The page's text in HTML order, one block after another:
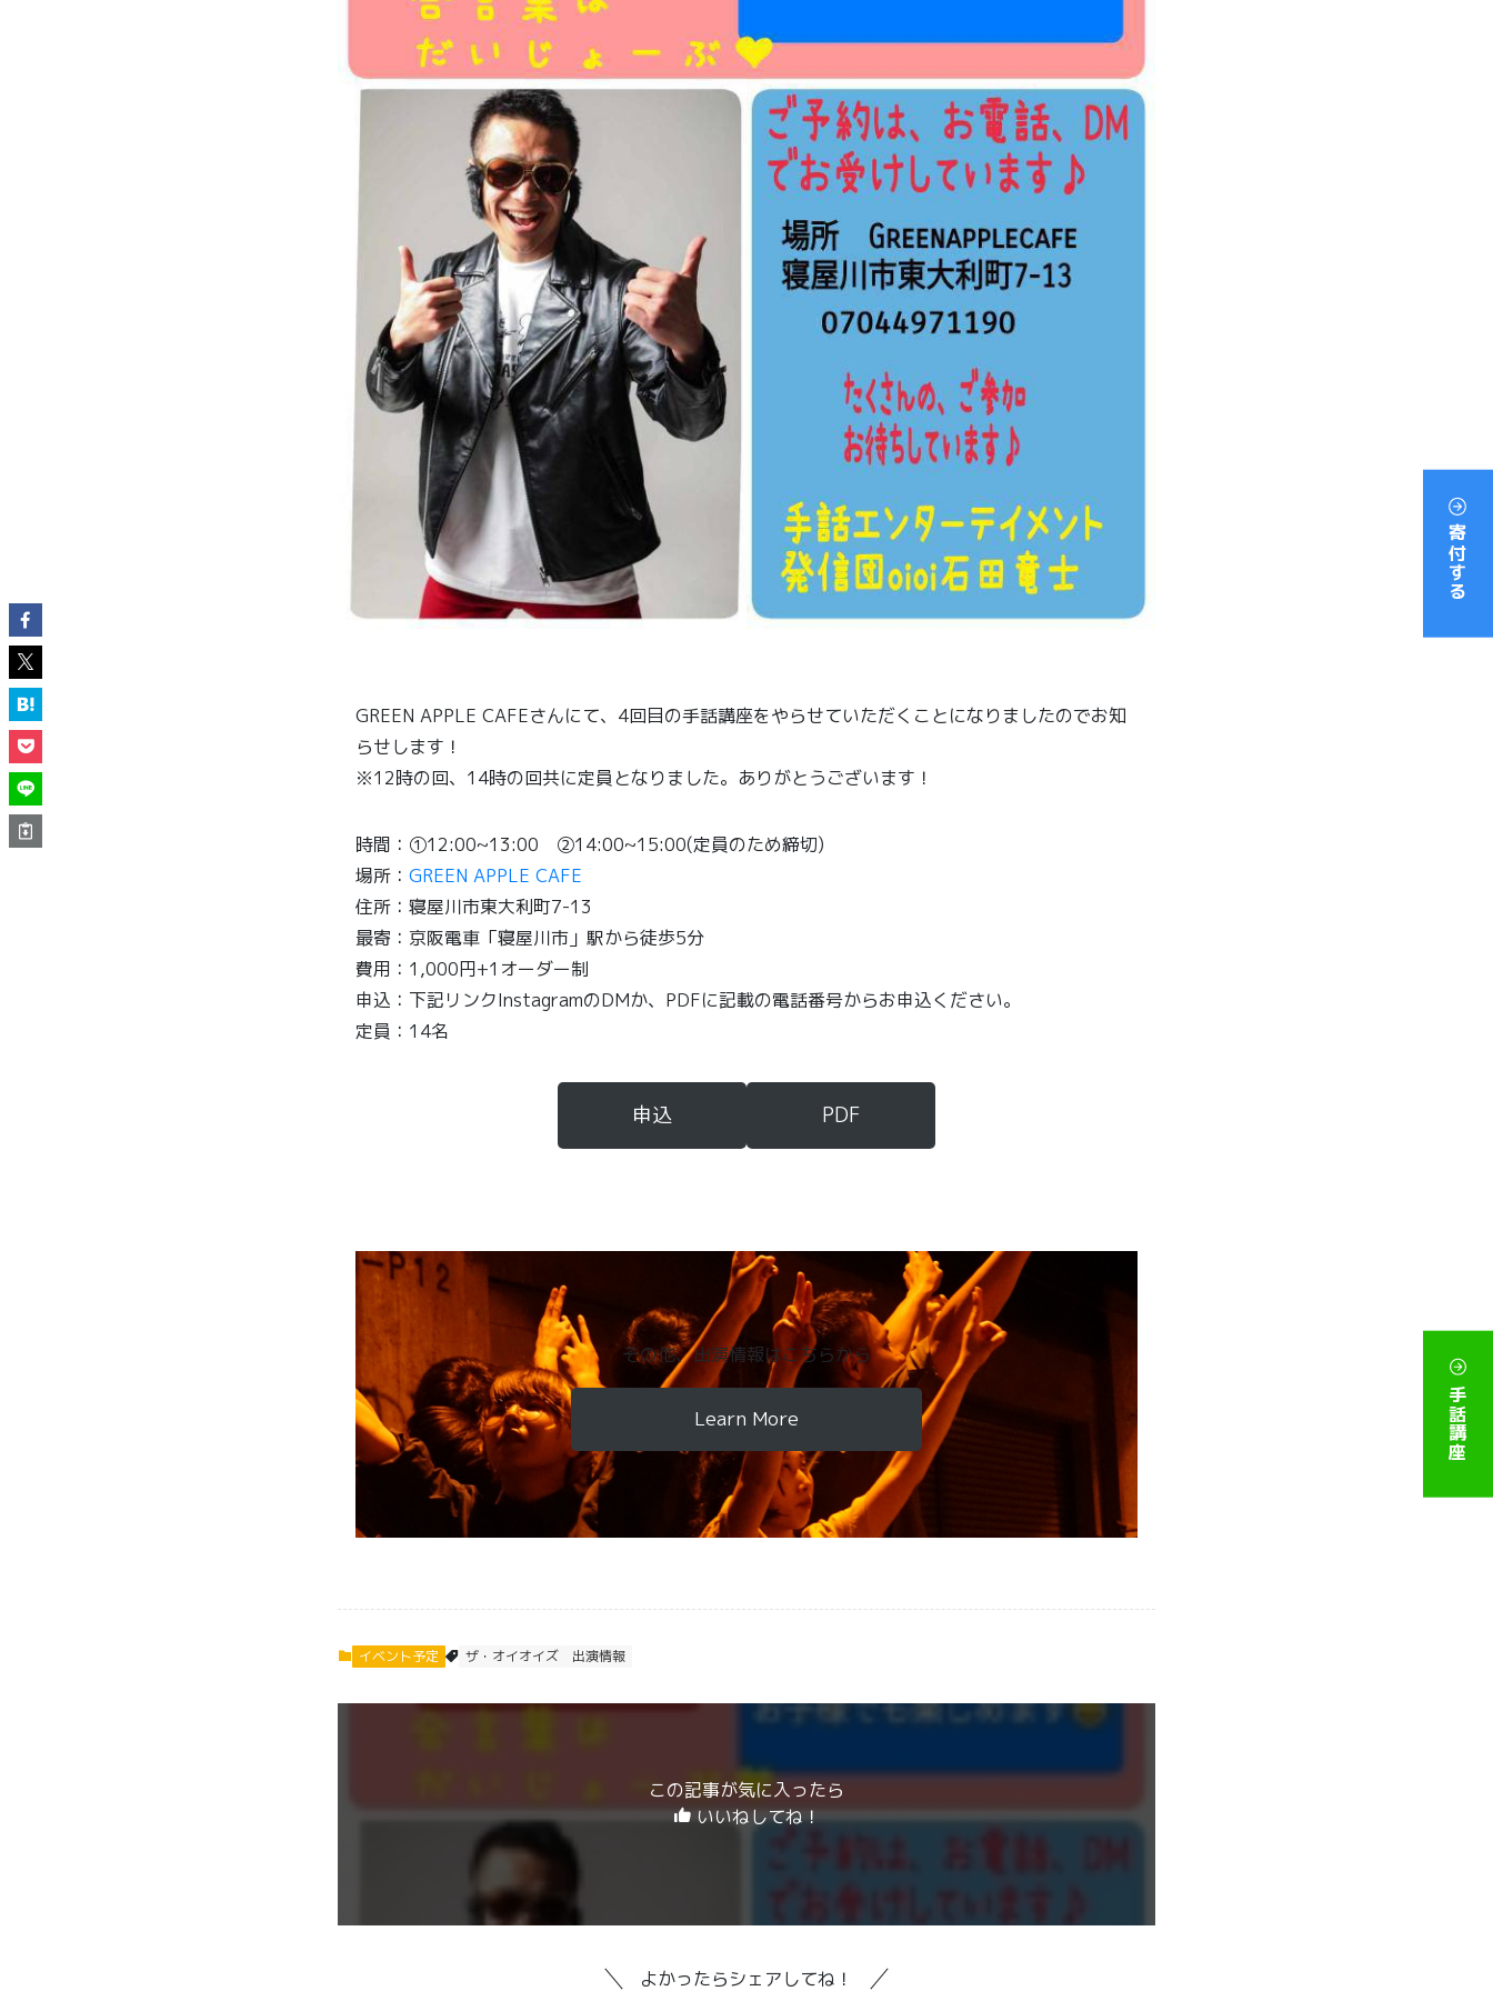
GREEN APPLE CAFEさんにて、4回目の手話講座をやらせていただくことになりましたのでお知
らせします！
※12時の回、14時の回共に定員となりました。ありがとうございます！
時間：①12:00~13:00 ②14:00~15:00(定員のため締切)
場所： GREEN APPLE CAFE
住所：寝屋川市東大利町7-13
最寄：京阪電車「寝屋川市」駅から徒歩5分
費用：1,000円+1オーダー制
申込：下記リンクInstagramのDMか、PDFに記載の電話番号からお申込ください。
定員：14名
申込 PDF
その他、出演情報はこちらから
Learn More
イベント予定 ザ・オイオイズ 出演情報
この記事が気に入ったら
いいねしてね！
よかったらシェアしてね！
寄付する
手話講座